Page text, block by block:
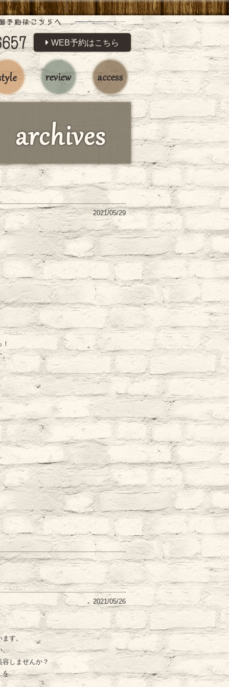
WEB予約はこちら
2021/05/29
。
2021/05/26
ます。
、
しませんか？
を